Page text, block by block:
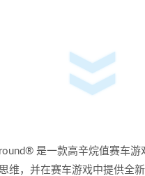
是一款高辛烷值赛车
维，并在赛车游戏中提供全